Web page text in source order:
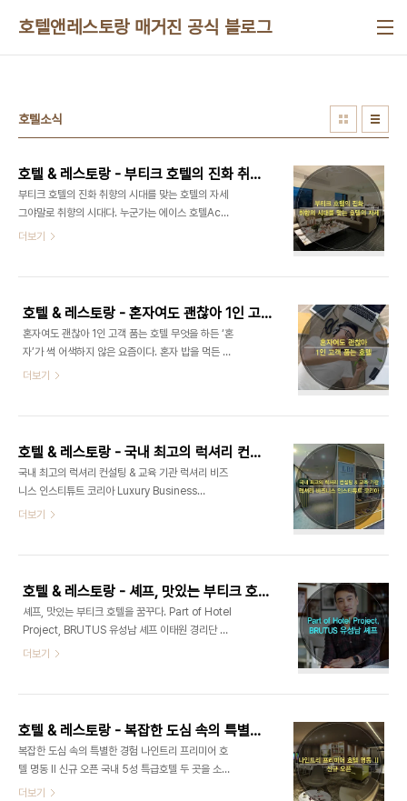
호텔앤레스토랑 매거진 공식 블로그
호텔소식
호텔 & 레스토랑 - 부티크 호텔의 진화 취향의 시대를 맞는 호텔의 자세
부티크 호텔의 진화 취향의 시대를 맞는 호텔의 자세
그야말로 취향의 시대다. 누군가는 에이스 호텔Ace
Hotel 로비에 앉아 스텀프타운Stumptown 커피
텔에는 사람들이 모이 기 시작한다. 사람이 모이니 이
야기가 만들어진다. 오로지 그 호텔에 가려고 도시를
찾는 사람도 늘어난다. 국내에도 에이스 호텔처럼 자
신만의 멋을 가진 호텔이 많아졌다. 사람들의 취향이
다양해진 만큼 호텔도 다채로워진 것! 3월호
기다. 취재 김유영 기자 전 세계 관광업계에서 밀레니
더보기
호텔 & 레스토랑 - 혼자여도 괜찮아 1인 고객 품는 호텔
혼자여도 괜찮아 1인 고객 품는 호텔 무엇을 하든 ‘혼
자’가 썩 어색하지 않은 요즘이다. 혼자 밥을 먹든 술
을 먹든 여행을 하든, 누구도 크게 신경 쓰지 않는다.
이코노미 대두 통계청이 작년 9월에 발표한 ‘2015
인구주택총조사’에 따르면, 일 반가구 총 1911만 가
구 중 27.2%에 해당하는 520만 3000가구가 1인
가구로 나타났다. 2010년 23.9%보다 3.3% 증가
해 전체 가구 유형 가운데 가장 주된 유형으로 올라섰
보다 0.15명 감소하는 등 가구원수는 점점 줄어가며
더보기
호텔 & 레스토랑 - 국내 최고의 럭셔리 컨설팅 & 교육 기관 럭셔리 비즈니스 인스티튜트 코리아 Luxury Business Institute Korea
국내 최고의 럭셔리 컨설팅 & 교육 기관 럭셔리 비즈
니스 인스티튜트 코리아 Luxury Business
Institute Korea 아시아 최초의 럭셔리 비즈니스
럭셔리 분야에 특화된 전 문 컨설팅 및 교육 서비스를
제공한다. LBI Korea는 럭셔리 마켓에 거시적으로
접근해 한국 시장의 빠른 변화를 극복하고 혁신적으
로 대응할 수 있는 총체적인 솔루션은 물론 각 브랜
드에 부합하는 교육 프로그램, 리테일 컨설팅, 서비스
비즈니스에 적합한 솔루션을 제공하고 있으며 호스
더보기
호텔 & 레스토랑 - 셰프, 맛있는 부티크 호텔을 꿈꾸다. Part of Hotel Project, BRUTUS 유성남 셰프
셰프, 맛있는 부티크 호텔을 꿈꾸다. Part of Hotel
Project, BRUTUS 유성남 셰프 이태원 경리단 길
을 지나자, 이제 막 벌건 해를 산 뒤로 넘기려는 비탈
스’가 모습을 드러낸다. 평화로움과 게으른 오 후가
발길을 잡는 곳. 인생의 희노애락을 안주삼아 한잔 기
울였을 것 같은 와인 병이 유리벽 테라스에 소탈하게
진열돼 있는 이곳은 Part of Hotel Project의 첫
번째 프로젝트, ‘브루터스’의 주인장 유성남 셰프의
더보기
호텔 & 레스토랑 - 복잡한 도심 속의 특별한 경험 나인트리 프리미어 호텔 명동 Ⅱ 신규 오픈
복잡한 도심 속의 특별한 경험 나인트리 프리미어 호
텔 명동 Ⅱ 신규 오픈 국내 5성 특급호텔 두 곳을 소유
및 운영하고 있는 호텔 전문기업 파르나스호텔㈜이
더보기